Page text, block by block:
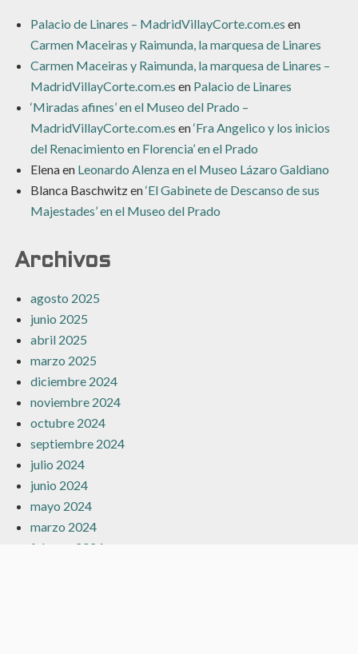
Palacio de Linares – MadridVillayCorte.com.es en
Carmen Maceiras y Raimunda, la marquesa de Linares
Carmen Maceiras y Raimunda, la marquesa de Linares –
MadridVillayCorte.com.es en Palacio de Linares
‘Miradas afines’ en el Museo del Prado –
MadridVillayCorte.com.es en‘Fra Angelico y los inicios
del Renacimiento en Florencia’ en el Prado
Elenaen Leonardo Alenza en el Museo Lázaro Galdiano
Blanca Baschwitzen‘El Gabinete de Descanso de sus
Majestades’ en el Museo del Prado
Archivos
agosto 2025
junio 2025
abril 2025
marzo 2025
diciembre 2024
noviembre 2024
octubre 2024
septiembre 2024
julio 2024
junio 2024
mayo 2024
marzo 2024
febrero 2024